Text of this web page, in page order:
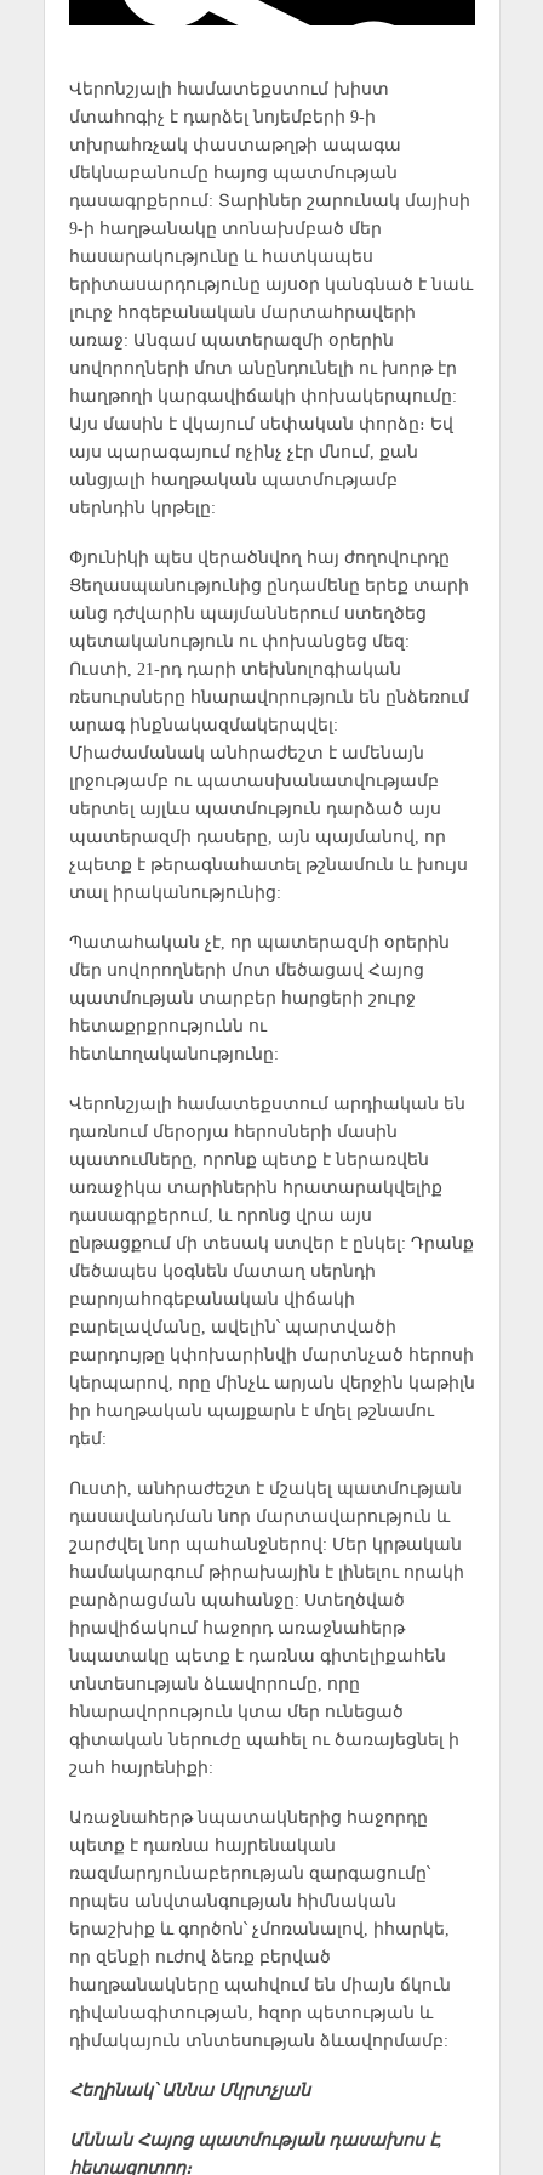
Վերոնշյալի համատեքստում խիստ
մտահոգիչ է դարձել նոյեմբերի 9-ի
տխրահռչակ փաստաթղթի ապագա
մեկնաբանումը հայոց պատմության
դասագրքերում: Տարիներ շարունակ մայիսի
9-ի հաղթանակը տոնախմբած մեր
հասարակությունը և հատկապես
երիտասարդությունը այսօր կանգնած է նաև
լուրջ հոգեբանական մարտահրավերի
առաջ: Անգամ պատերազմի օրերին
սովորողների մոտ անընդունելի ու խորթ էր
հաղթողի կարգավիճակի փոխակերպումը:
Այս մասին է վկայում սեփական փորձը։ Եվ
այս պարագայում ոչինչ չէր մնում, քան
անցյալի հաղթական պատմությամբ
սերնդին կրթելը:
Փյունիկի պես վերածնվող հայ ժողովուրդը
Ցեղասպանությունից ընդամենը երեք տարի
անց դժվարին պայմաններում ստեղծեց
պետականություն ու փոխանցեց մեզ:
Ուստի, 21-րդ դարի տեխնոլոգիական
ռեսուրսները հնարավորություն են ընձեռում
արագ ինքնակազմակերպվել:
Միաժամանակ անհրաժեշտ է ամենայն
լրջությամբ ու պատասխանատվությամբ
սերտել այլևս պատմություն դարձած այս
պատերազմի դասերը, այն պայմանով, որ
չպետք է թերագնահատել թշնամուն և խույս
տալ իրականությունից:
Պատահական չէ, որ պատերազմի օրերին
մեր սովորողների մոտ մեծացավ Հայոց
պատմության տարբեր հարցերի շուրջ
հետաքրքրությունն ու
հետևողականությունը:
Վերոնշյալի համատեքստում արդիական են
դառնում մերօրյա հերոսների մասին
պատումները, որոնք պետք է ներառվեն
առաջիկա տարիներին հրատարակվելիք
դասագրքերում, և որոնց վրա այս
ընթացքում մի տեսակ ստվեր է ընկել: Դրանք
մեծապես կօգնեն մատաղ սերնդի
բարոյահոգեբանական վիճակի
բարելավմանը, ավելին՝ պարտվածի
բարդույթը կփոխարինվի մարտնչած հերոսի
կերպարով, որը մինչև արյան վերջին կաթիլն
իր հաղթական պայքարն է մղել թշնամու
դեմ:
Ուստի, անհրաժեշտ է մշակել պատմության
դասավանդման նոր մարտավարություն և
շարժվել նոր պահանջներով: Մեր կրթական
համակարգում թիրախային է լինելու որակի
բարձրացման պահանջը: Ստեղծված
իրավիճակում հաջորդ առաջնահերթ
նպատակը պետք է դառնա գիտելիքահեն
տնտեսության ձևավորումը, որը
հնարավորություն կտա մեր ունեցած
գիտական ներուժը պահել ու ծառայեցնել ի
շահ հայրենիքի:
Առաջնահերթ նպատակներից հաջորդը
պետք է դառնա հայրենական
ռազմարդյունաբերության զարգացումը՝
որպես անվտանգության հիմնական
երաշխիք և գործոն՝ չմոռանալով, իհարկե,
որ զենքի ուժով ձեռք բերված
հաղթանակները պահվում են միայն ճկուն
դիվանագիտության, հզոր պետության և
դիմակայուն տնտեսության ձևավորմամբ:
Հեղինակ՝ Աննա Մկրտչյան
Աննան Հայոց պատմության դասախոս է,
հետազոտող։